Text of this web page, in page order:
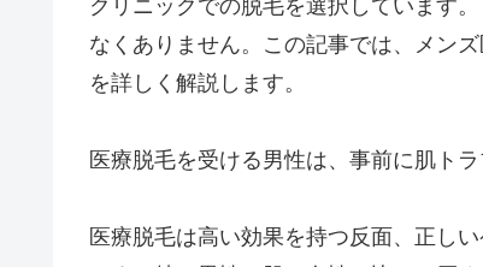
クリニックでの脱毛を選択しています
なくありません。この記事では、メン
を詳しく解説します。
医療脱毛を受ける男性は、事前に肌ト
医療脱毛は高い効果を持つ反面、正し